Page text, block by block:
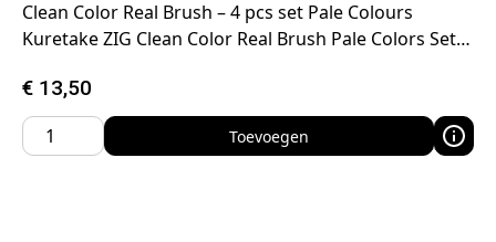
Clean Color Real Brush – 4 pcs set Pale Colours
Kuretake ZIG Clean Color Real Brush Pale Colors Set…
€ 13,50
Toevoegen